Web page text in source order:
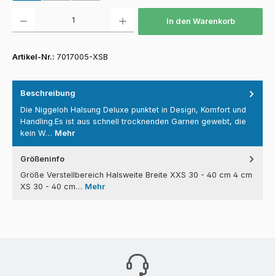
In den Warenkorb
Artikel-Nr.: 7017005-XSB
Beschreibung
Die Niggeloh Halsung Deluxe punktet in Design, Komfort und
Handling.Es ist aus schnell trocknenden Garnen gewebt, die
kein W… Mehr
Größeninfo
Größe Verstellbereich Halsweite Breite XXS 30 - 40 cm 4 cm
XS 30 - 40 cm… Mehr